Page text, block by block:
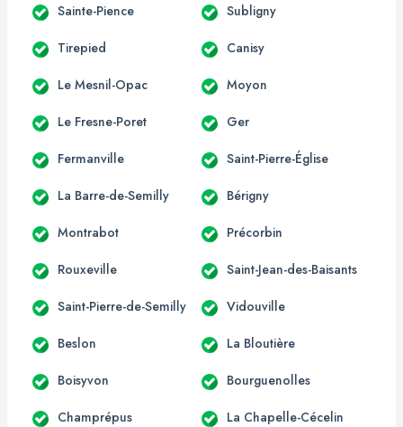
Sainte-Pience Subligny
Tirepied Canisy
Le Mesnil-Opac Moyon
Le Fresne-Poret Ger
Fermanville Saint-Pierre-Église
La Barre-de-Semilly Bérigny
Montrabot Précorbin
Rouxeville Saint-Jean-des-Baisants
Saint-Pierre-de-Semilly Vidouville
Beslon La Bloutière
Boisyvon Bourguenolles
Champrépus La Chapelle-Cécelin